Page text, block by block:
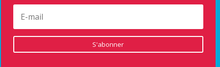
S'abonner